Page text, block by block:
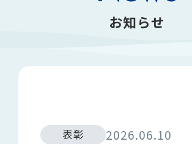
お知らせ
表彰 2026.06.10